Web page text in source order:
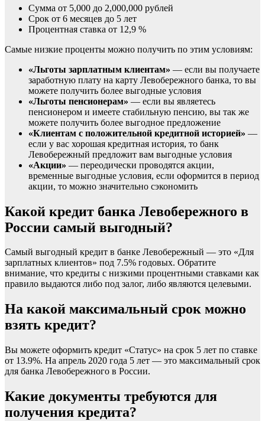
Сумма от 5,000 до 2,000,000 рублей
Срок от 6 месяцев до 5 лет
Процентная ставка от 12,9 %
Самые низкие проценты можно получить по этим условиям:
«Льготы зарплатным клиентам» — если вы получаете
заработную плату на карту Левобережного банка, то вы
можете получить более выгодные условия
«Льготы пенсионерам» — если вы являетесь
пенсионером и имеете стабильную пенсию, вы так же
можете получить более выгодное предложение
«Клиентам с положительной кредитной историей» —
если у вас хорошая кредитная история, то банк
Левобережный предложит вам выгодные условия
«Акции» — переодически проводятся акции,
временные выгодные условия, если оформится в период
акции, то можно значительно сэкономить
Какой кредит банка Левобережного в
России самый выгодный?
Самый выгодный кредит в банке Левобережный — это «Для
зарплатных клиентов» под 7.5% годовых. Обратите
внимание, что кредиты с низкими процентными ставками как
правило выдаются либо под залог, либо являются целевыми.
На какой максимальный срок можно
взять кредит?
Вы можете оформить кредит «Статус» на срок 5 лет по ставке
от 13.9%. На апрель 2020 года 5 лет — это максимальный срок
для банка Левобережного в России.
Какие документы требуются для
получения кредита?